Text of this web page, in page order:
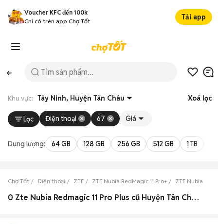
Voucher KFC đến 100k
Chỉ có trên app Chợ Tốt
Tải app
Khu vực: Tây Ninh, Huyện Tân Châu Xoá lọc
Lọc Điện thoại 67 Giá
Dung lượng: 64 GB 128 GB 256 GB 512 GB 1 TB
Chợ Tốt Điện thoại ZTE ZTE Nubia RedMagic 11 Pro+ ZTE Nubia
0 Zte Nubia Redmagic 11 Pro Plus cũ Huyện Tân Châu, Tây Ninh đẹp